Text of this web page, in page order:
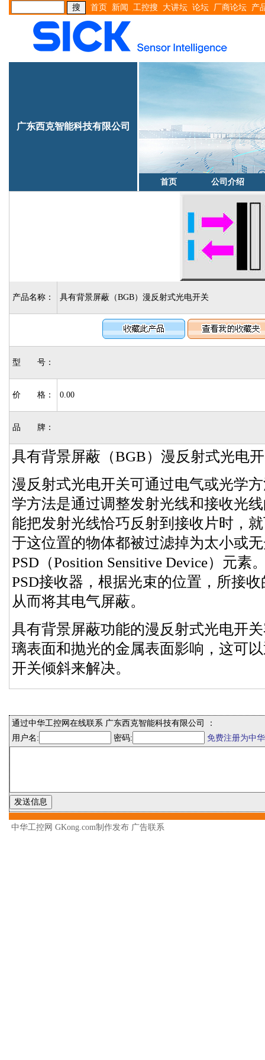
首页 新闻 工控搜 大讲坛 论坛 厂商论坛 产
广东西克智能科技有限公司
首页 公司介绍
产品名称： 具有背景屏蔽（BGB）漫反射式光电开关
型 号：
价 格： 0.00
品 牌：
具有背景屏蔽（BGB）漫反射式光电
漫反射式光电开关可通过电气或光学
学方法是通过调整发射光线和接收光
能把发射光线恰巧反射到接收片时，
于这位置的物体都被过滤掉为太小或
PSD（Position Sensitive Device）元素
PSD接收器，根据光束的位置，所接
从而将其电气屏蔽。
具有背景屏蔽功能的漫反射式光电开
璃表面和抛光的金属表面影响，这可
开关倾斜来解决。
通过中华工控网在线联系 广东西克智能科技有限公司 ：
用户名:
密码: 免费注册为中
中华工控网 GKong.com制作发布 广告联系